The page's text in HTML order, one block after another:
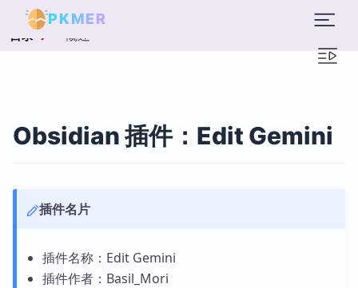
PKMER
目录 概述
Obsidian 插件：Edit Gemini
插件名片
插件名称：Edit Gemini
插件作者：Basil_Mori